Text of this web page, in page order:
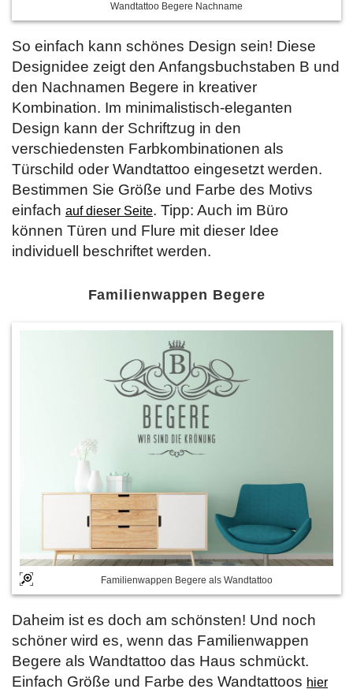
Wandtattoo Begere Nachname
So einfach kann schönes Design sein! Diese
Designidee zeigt den Anfangsbuchstaben B und
den Nachnamen Begere in kreativer
Kombination. Im minimalistisch-eleganten
Design kann der Schriftzug in den
verschiedensten Farbkombinationen als
Türschild oder Wandtattoo eingesetzt werden.
Bestimmen Sie Größe und Farbe des Motivs
einfach auf dieser Seite. Tipp: Auch im Büro
können Türen und Flure mit dieser Idee
individuell beschriftet werden.
Familienwappen Begere
Familienwappen Begere als Wandtattoo
Daheim ist es doch am schönsten! Und noch
schöner wird es, wenn das Familienwappen
Begere als Wandtattoo das Haus schmückt.
Einfach Größe und Farbe des Wandtattoos hier